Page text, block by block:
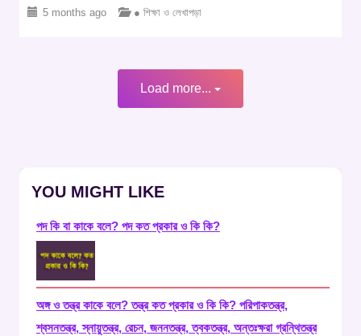
5 months ago ● শিক্ষা ও লেখাপড়া
Load more...
YOU MIGHT LIKE
পদ কি বা কাকে বলে? পদ কত প্রকার ও কি কি?
অঙ্গ ও তন্ত্র কাকে বলে? তন্ত্র কত প্রকার ও কি কি? পরিপাকতন্ত্র,
শ্বসনতন্ত্র, স্নায়ুতন্ত্র, রেচন, জননতন্ত্র, ত্বকতন্ত্র, অন্তঃক্ষরা গ্রন্থিতন্ত্র